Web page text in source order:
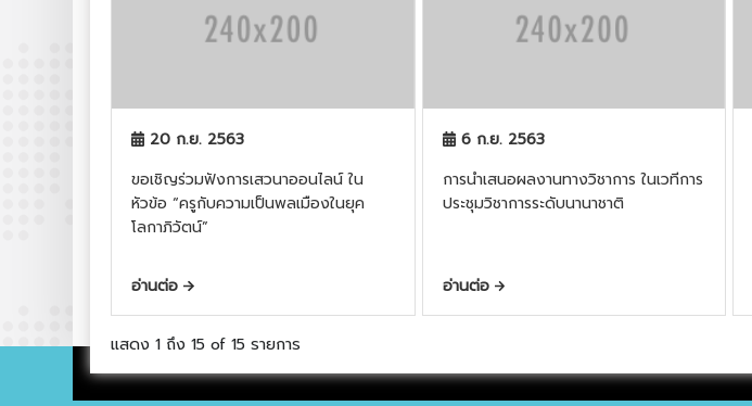
20 ก.ย. 2563
ขอเชิญร่วมฟังการเสวนาออนไลน์ ใน
หัวข้อ “ครูกับความเป็นพลเมืองในยุค
โลกาภิวัตน์”
อ่านต่อ
6 ก.ย. 2563
การนำเสนอผลงานทางวิชาการ ในเวทีการ
ประชุมวิชาการระดับนานาชาติ
อ่านต่อ
แสดง 1 ถึง 15 of 15 รายการ